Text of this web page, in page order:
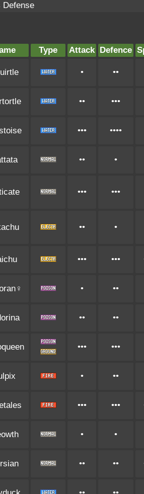
Defense
Type Attack Defence
• ••
•• •••
••• ••••
•• •
••• •••
•• •
••• •••
• ••
•• ••
••• •••
• ••
••• •••
• •
•• ••